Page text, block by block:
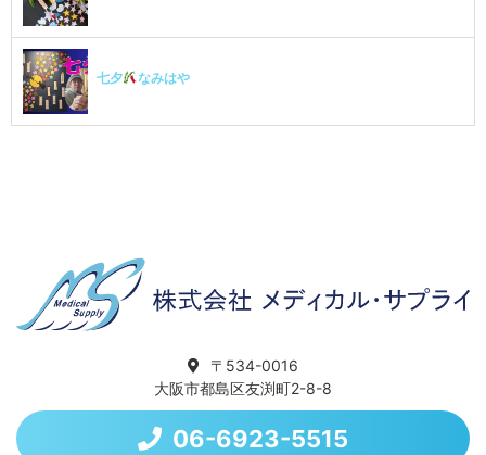
七夕 なみはや
〒534-0016
大阪市都島区友渕町2-8-8
06-6923-5515